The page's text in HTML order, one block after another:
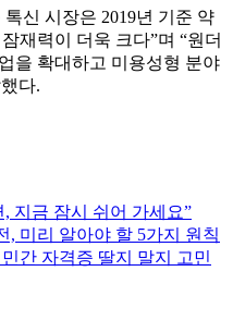
신 시장은 2019년 기준 약
재력이 더욱 크다”며 “원더
을 확대하고 미용성형 분야
다.
지금 잠시 쉬어 가세요”
, 미리 알아야 할 5가지 원칙
간 자격증 딸지 말지 고민